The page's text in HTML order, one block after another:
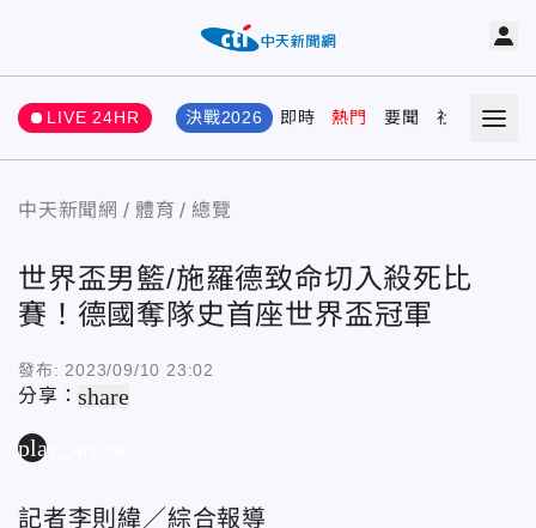
LIVE 24HR 決戰2026 即時 熱門 要聞 社會 娛樂
中天新聞網 體育 總覽
世界盃男籃/施羅德致命切入殺死比
賽！德國奪隊史首座世界盃冠軍
發布: 2023/09/10 23:02
分享：share
play_arrow
記者李則緯／綜合報導